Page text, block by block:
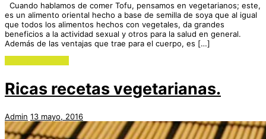
Cuando hablamos de comer Tofu, pensamos en vegetarianos; este,
es un alimento oriental hecho a base de semilla de soya que al igual
que todos los alimentos hechos con vegetales, da grandes
beneficios a la actividad sexual y otros para la salud en general.
Además de las ventajas que trae para el cuerpo, es […]
Ricas recetas vegetarianas.
Admin 13 mayo, 2016